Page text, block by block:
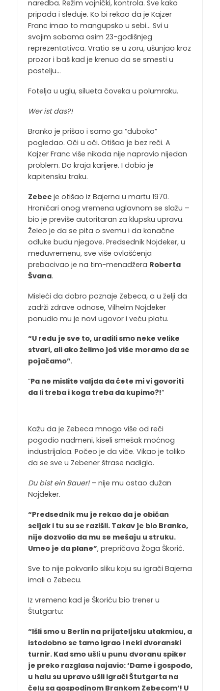
naredba. Režim vojnički, kontrola. Sve kako
pripada i sleduje. Ko bi rekao da je Kajzer
Franc imao to mangupsko u sebi… Svi u
svojim sobama osim 23-godišnjeg
reprezentativca. Vratio se u zoru, ušunjao kroz
prozor i baš kad je krenuo da se smesti u
postelju…
Fotelja u uglu, silueta čoveka u polumraku.
Wer ist das?!
Branko je prišao i samo ga “duboko”
pogledao. Oči u oči. Otišao je bez reči. A
Kajzer Franc više nikada nije napravio nijedan
problem. Do kraja karijere. I dobio je
kapitensku traku.
Zebecje otišao iz Bajerna u martu 1970.
Hroničari onog vremena uglavnom se slažu –
bio je previše autoritaran za klupsku upravu.
Želeo je da se pita o svemu i da konačne
odluke budu njegove. Predsednik Nojdeker, u
međuvremenu, sve više ovlašćenja
prebacivao je na tim-menadžera Roberta
Švana.
Misleći da dobro poznaje Zebeca, a u želji da
zadrži zdrave odnose, Vilhelm Nojdeker
ponudio mu je novi ugovor i veću platu.
“U redu je sve to, uradili smo neke velike
stvari, ali ako želimo još više moramo da se
pojačamo”.
“Pa ne mislite valjda da ćete mi vi govoriti
da li treba i koga treba da kupimo?!”
Kažu da je Zebeca mnogo više od reči
pogodio nadmeni, kiseli smešak moćnog
industrijalca. Počeo je da viče. Vikao je toliko
da se sve u Zebener štrase nadiglo.
Du bist ein Bauer!– nije mu ostao dužan
Nojdeker.
“Predsednik mu je rekao da je običan
seljak i tu su se razišli. Takav je bio Branko,
nije dozvolio da mu se mešaju u struku.
Umeo je da plane”, prepričava Žoga Škorić.
Sve to nije pokvarilo sliku koju su igrači Bajerna
imali o Zebecu.
Iz vremena kad je Škoriću bio trener u
Štutgartu:
“Išli smo u Berlin na prijateljsku utakmicu, a
istodobno se tamo igrao i neki dvoranski
turnir. Kad smo ušli u punu dvoranu spiker
je preko razglasa najavio: ‘Dame i gospodo,
u halu su upravo ušli igrači Štutgarta na
čelu sa gospodinom Brankom Zebecom’! U